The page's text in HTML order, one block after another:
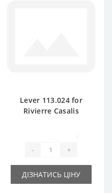
Lever 113.024 for
Rivierre Casalis
- +
ДІЗНАТИСЬ ЦІНУ